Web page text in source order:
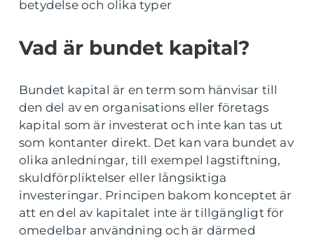
betydelse och olika typer
Vad är bundet kapital?
Bundet kapital är en term som hänvisar till
den del av en organisations eller företags
kapital som är investerat och inte kan tas ut
som kontanter direkt. Det kan vara bundet av
olika anledningar, till exempel lagstiftning,
skuldförpliktelser eller långsiktiga
investeringar. Principen bakom konceptet är
att en del av kapitalet inte är tillgängligt för
omedelbar användning och är därmed